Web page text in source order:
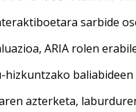
sarbide
ARIA rolen
azterketa,